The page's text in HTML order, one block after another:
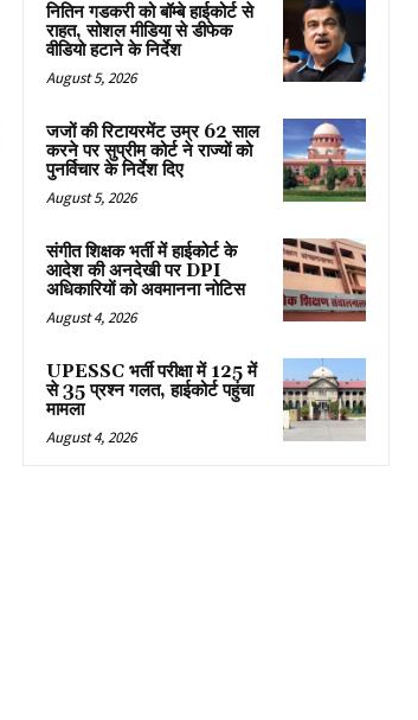
नितिन गडकरी को बॉम्बे हाईकोर्ट से
राहत, सोशल मीडिया से डीफेक
वीडियो हटाने के निर्देश
August 5, 2026
जजों की रिटायरमेंट उम्र 62 साल
करने पर सुप्रीम कोर्ट ने राज्यों को
पुनर्विचार के निर्देश दिए
August 5, 2026
संगीत शिक्षक भर्ती में हाईकोर्ट के
आदेश की अनदेखी पर DPI
अधिकारियों को अवमानना नोटिस
August 4, 2026
UPESSC भर्ती परीक्षा में 125 में
से 35 प्रश्न गलत, हाईकोर्ट पहुंचा
मामला
August 4, 2026